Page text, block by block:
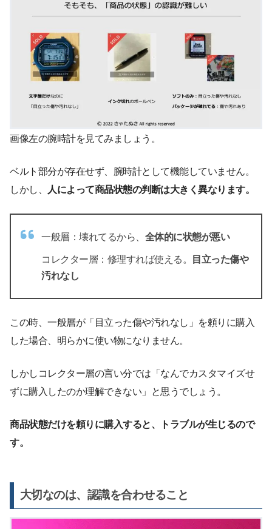
画像左の腕時計を見てみましょう。
ベルト部分が存在せず、腕時計として機能していません。
しかし、
人によって商品状態の判断は大きく異なります。
一般層：壊れてるから、 全体的に状態が悪い
コレクター層：修理すれば使える。
目立った傷や
汚れなし
この時、一般層が「目立った傷や汚れなし」を頼りに購入
した場合、明らかに使い物になりません。
しかしコレクター層の言い分では「なんでカスタマイズせ
ずに購入したのか理解できない」と思うでしょう。
商品状態だけを頼りに購入すると、トラブルが生じるので
す。
大切なのは、認識を合わせること